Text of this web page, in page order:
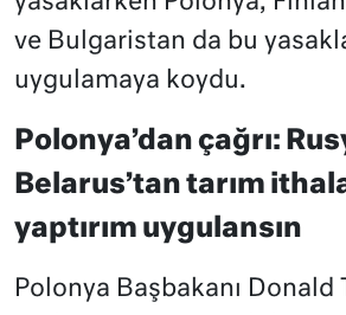
ve Bulgaristan da bu
uygulamaya koydu.
Polonya’dan çağrı:
Belarus’tan tarım
yaptırım uygulansın
Polonya Başbakanı Donald